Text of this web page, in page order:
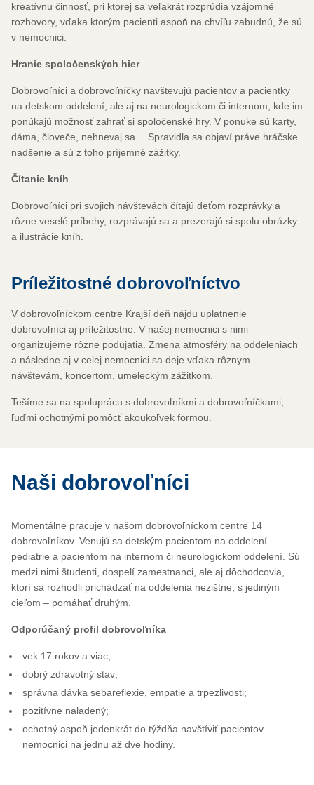
kreatívnu činnosť, pri ktorej sa veľakrát rozprúdia vzájomné
rozhovory, vďaka ktorým pacienti aspoň na chvíľu zabudnú, že sú
v nemocnici.
Hranie spoločenských hier
Dobrovoľníci a dobrovoľníčky navštevujú pacientov a pacientky
na detskom oddelení, ale aj na neurologickom či internom, kde im
ponúkajú možnosť zahrať si spoločenské hry. V ponuke sú karty,
dáma, človeče, nehnevaj sa… Spravidla sa objaví práve hráčske
nadšenie a sú z toho príjemné zážitky.
Čítanie kníh
Dobrovoľníci pri svojich návštevách čítajú deťom rozprávky a
rôzne veselé príbehy, rozprávajú sa a prezerajú si spolu obrázky
a ilustrácie kníh.
Príležitostné dobrovoľníctvo
V dobrovoľníckom centre Krajší deň nájdu uplatnenie
dobrovoľníci aj príležitostne. V našej nemocnici s nimi
organizujeme rôzne podujatia. Zmena atmosféry na oddeleniach
a následne aj v celej nemocnici sa deje vďaka rôznym
návštevám, koncertom, umeleckým zážitkom.
Tešíme sa na spoluprácu s dobrovoľníkmi a dobrovoľníčkami,
ľuďmi ochotnými pomôcť akoukoľvek formou.
Naši dobrovoľníci
Momentálne pracuje v našom dobrovoľníckom centre 14
dobrovoľníkov. Venujú sa detským pacientom na oddelení
pediatrie a pacientom na internom či neurologickom oddelení. Sú
medzi nimi študenti, dospelí zamestnanci, ale aj dôchodcovia,
ktorí sa rozhodli prichádzať na oddelenia nezištne, s jediným
cieľom – pomáhať druhým.
Odporúčaný profil dobrovoľníka
vek 17 rokov a viac;
dobrý zdravotný stav;
správna dávka sebareflexie, empatie a trpezlivosti;
pozitívne naladený;
ochotný aspoň jedenkrát do týždňa navštíviť pacientov
nemocnici na jednu až dve hodiny.